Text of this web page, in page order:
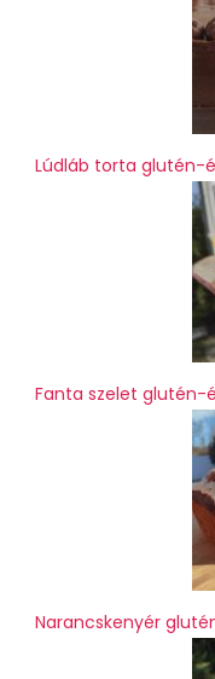
Lúdláb torta glutén-
Fanta szelet glutén-
Narancskenyér